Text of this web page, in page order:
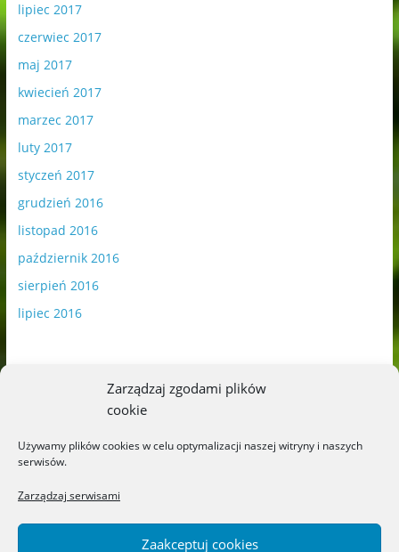
Zarządzaj zgodami plików
cookie
Używamy plików cookies w celu optymalizacji naszej witryny i naszych
serwisów.
Zarządzaj serwisami
Zaakceptuj cookies
lipiec 2017
czerwiec 2017
maj 2017
kwiecień 2017
marzec 2017
luty 2017
styczeń 2017
grudzień 2016
listopad 2016
październik 2016
sierpień 2016
lipiec 2016